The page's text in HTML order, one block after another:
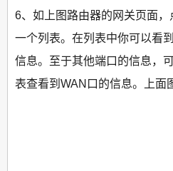
6、如上图路由器的网关页面
一个列表。在列表中你可以看
信息。至于其他端口的信息，
表查看到WAN口的信息。上面